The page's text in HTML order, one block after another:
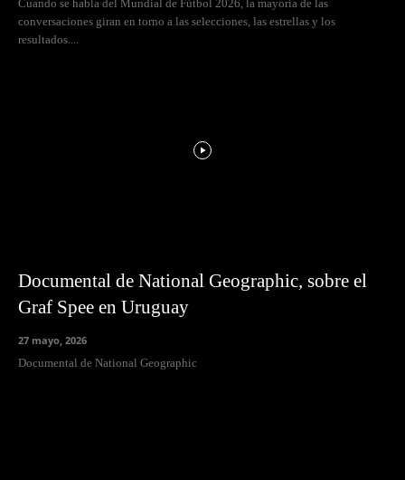
Cuando se habla del Mundial de Fútbol 2026, la mayoría de las
conversaciones giran en torno a las selecciones, las estrellas y los
resultados....
Documental de National Geographic, sobre el
Graf Spee en Uruguay
27 mayo, 2026
Documental de National Geographic